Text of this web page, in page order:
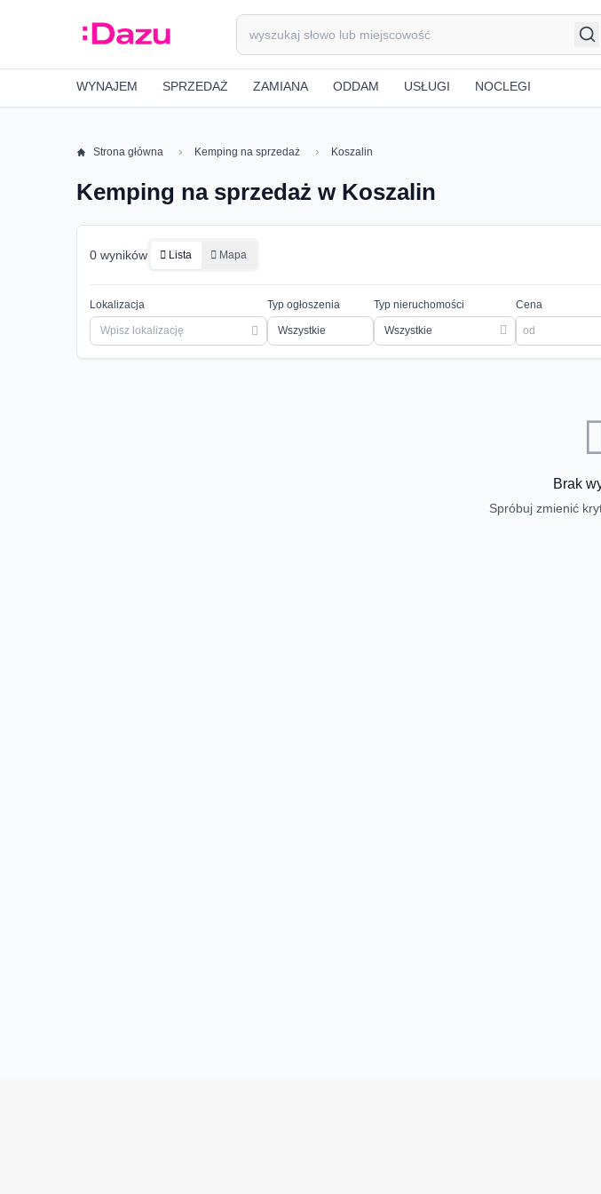
WYNAJEM SPRZEDAŻ ZAMIANA ODDAM USŁUGI NOCLEGI
Strona główna Kemping na sprzedaż Koszalin
Kemping na sprzedaż w Koszalin
0 wyników Lista Mapa
Lokalizacja Typ ogłoszenia Typ nieruchomości
Wszystkie
Cena
Brak
Spróbuj zmienić